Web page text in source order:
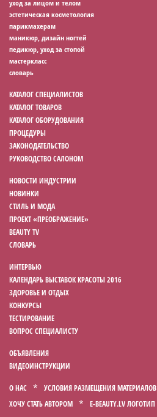
уход за лицом и телом
эстетическая косметология
парикмахерам
маникюр, дизайн ногтей
педикюр, уход за стопой
мастеркласс
словарь
КАТАЛОГ СПЕЦИАЛИСТОВ
КАТАЛОГ ТОВАРОВ
КАТАЛОГ ОБОРУДОВАНИЯ
ПРОЦЕДУРЫ
ЗАКОНОДАТЕЛЬСТВО
РУКОВОДСТВО САЛОНОМ
НОВОСТИ ИНДУСТРИИ
НОВИНКИ
СТИЛЬ И МОДА
ПРОЕКТ «ПРЕОБРАЖЕНИЕ»
BEAUTY TV
СЛОВАРЬ
ИНТЕРВЬЮ
КАЛЕНДАРЬ ВЫСТАВОК КРАСОТЫ 2016
ЗДОРОВЬЕ И ОТДЫХ
КОНКУРСЫ
ТЕСТИРОВАНИЕ
ВОПРОС СПЕЦИАЛИСТУ
ОБЪЯВЛЕНИЯ
ВИДЕОИНСТРУКЦИИ
О НАС УСЛОВИЯ РАЗМЕЩЕНИЯ МАТЕРИАЛОВ
ХОЧУ СТАТЬ АВТОРОМ
E-BEAUTY.LV ЛОГОТИП